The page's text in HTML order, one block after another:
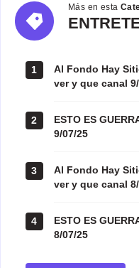
Más en esta
ENTRETENIMIENTO
1
Al Fondo Hay
ver y que canal
2
ESTO ES
9/07/25
3
Al Fondo Hay
ver y que canal
4
ESTO ES
8/07/25